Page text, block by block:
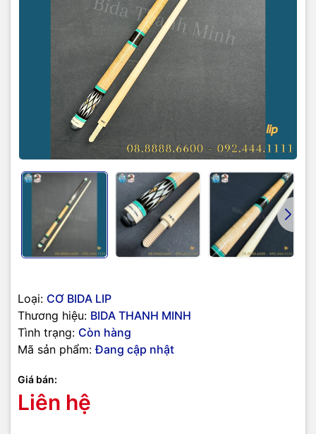
Loại: CƠ BIDA LIP
Thương hiệu: BIDA THANH MINH
Tình trạng: Còn hàng
Mã sản phẩm: Đang cập nhật
Giá bán:
Liên hệ